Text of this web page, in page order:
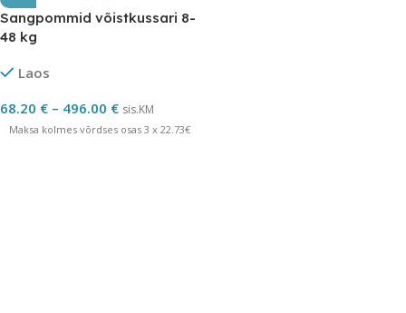
Sangpommid võistkussari 8-
48 kg
Laos
68.20 € – 496.00 € sis.KM
Maksa kolmes võrdses osas 3 x 22.73€